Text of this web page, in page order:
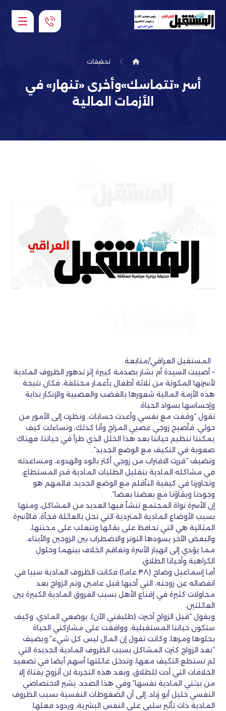
تحقيقات
أسر «تتماسك»وأخرى «تنهار» في
الأزمات المالية
المستقبل العراقي/متابعة
– أصيبت السيدة أم بشار بصدمة كبيرة إثر تدهور الظروف المادية
لأسرتها المكونة من ثلاثة أطفال بأعمار مختلفة، فكان نتيجة
هذه الأزمة المالية شعورها بالغضب والعصبية والإنكار بداية
وإحساسها بسواد الحياة.
تقول “وقفت مع نفسي وأعدت حسابات، ونظرت إلى الأمور من
حولي، فأصبح زوجي عصبي المزاج وأنا كذلك، وتساءلت كيف
يمكننا تنظيم حياتنا بعد هذا الخلل الذي طرأ في حياتنا، فهناك
صعوبة في التكيف مع الوضع الجديد”.
وتضيف “قررت الاقتراب من زوجي أكثر بالود والهدوء، ومساعدته
في مشاكله المادية بتقليل الطلبات المادية قدر المستطاع،
وتحاورنا في كيفية التأقلم مع الوضع الجديد، فالمهم هو
وجودنا وبقاؤنا مع بعضنا بعضا”.
إن الأسرة نواة المجتمع تنشأ فيها العديد من المشاكل، ومنها
بسبب الأوضاع المادية المتردية التي تحل بالعائلة فجأة، فالأسرة
المثالية هي التي تحافظ على بقائها وتتغلب على محنتها،
والبعض الآخر يسودها التوتر والاضطراب بين الزوجين والأبناء،
مما يؤدي إلى انهيار الأسرة وتفاقم الخلاف بينهما وحلول
الكراهية وأحيانا الطلاق.
أما إسماعيل وضاح (٣٨ عاما) فكانت الظروف المادية سببا في
انفصاله عن زوجته، التي أحبها قبل عامين وتم الزواج بعد
محاولات كثيرة في إقناع الأهل بسبب الفروق المادية الكبيرة بين
العائلتين.
ويقول “قبل الزواج أخبرت (طليقتي الآن)، بوضعي المادي، وكيف
ستكون حياتنا المستقبلية، ووافقت على مشاركتي الحياة
بحلوها ومرها، وكانت تقول إن المال ليس كل شيء”.ويضيف
“بعد الزواج كثرت المشاكل بسبب الظروف المادية الجديدة التي
لم تستطع التكيف معها، وتدخل عائلتها أسهم أيضا في تصعيد
الخلافات التي أدت للطلاق، وبعد هذه التجربة لن أتزوج بفتاة إلا
من بيئتي المادية نفسها”.وفي هذا الصدد، يشير الاختصاصي
النفسي خليل أبو زناد، إلى أن الضغوطات النفسية بسبب الظروف
المادية ذات تأثير سلبي على النفس البشرية، وردود فعلها